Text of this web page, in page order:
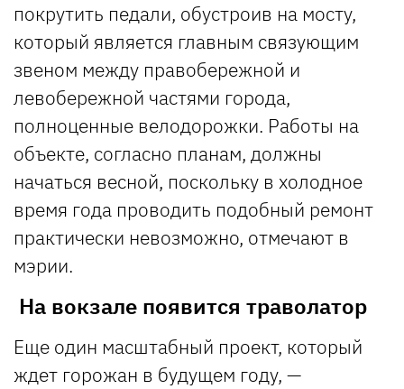
покрутить педали, обустроив на мосту,
который является главным связующим
звеном между правобережной и
левобережной частями города,
полноценные велодорожки. Работы на
объекте, согласно планам, должны
начаться весной, поскольку в холодное
время года проводить подобный ремонт
практически невозможно, отмечают в
мэрии.
На вокзале появится траволатор
Еще один масштабный проект, который
ждет горожан в будущем году, —